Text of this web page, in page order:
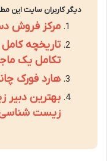
دیگر کاربران سایت این
مرکز فروش
تاریخچه
تکامل یک
هارد فورک
بهترین دبیر
زیست